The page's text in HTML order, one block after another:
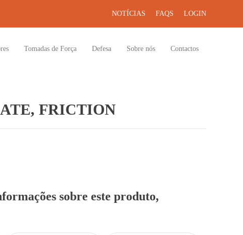
NOTÍCIAS FAQS LOGIN
Tomadas de Força Defesa Sobre nós Contactos
FRICTION
sobre este produto,